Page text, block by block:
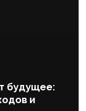
будущее:
и